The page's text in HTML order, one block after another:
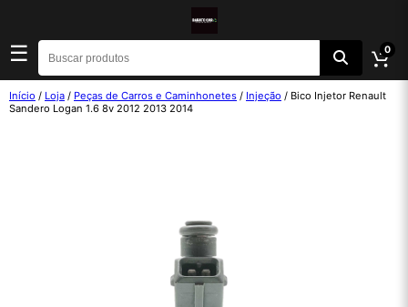
☰ 0
Início / Loja / Peças de Carros e Caminhonetes / Injeção / Bico Injetor Renault
Sandero Logan 1.6 8v 2012 2013 2014